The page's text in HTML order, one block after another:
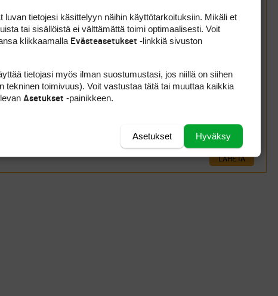
LÄHETÄ
luvan tietojesi käsittelyyn näihin käyttötarkoituksiin. Mikäli et
tai sisällöistä ei välttämättä toimi optimaalisesti. Voit
klikkaamalla Evästeasetukset -linkkiä sivuston
tietojasi myös ilman suostumustasi, jos niillä on siihen
tekninen toimivuus). Voit vastustaa tätä tai muuttaa kaikkia
Asetukset -painikkeen.
Hyväksy
Asetukset